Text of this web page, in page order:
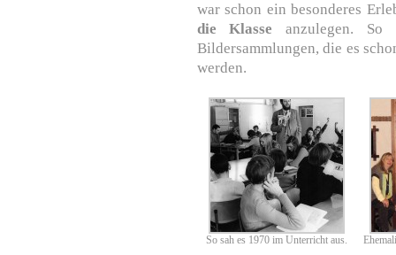
war schon ein besonderes
die Klasse anzulegen. So
Bildersammlungen, die es
werden.
So sah es 1970 im Unterricht aus.